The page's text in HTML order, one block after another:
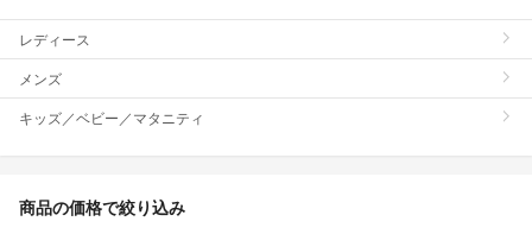
レディース
メンズ
キッズ／ベビー／マタニティ
商品の価格で絞り込み